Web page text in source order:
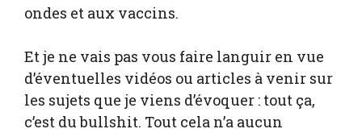
ondes et aux vaccins.
Et je ne vais pas vous faire languir en vue
d’éventuelles vidéos ou articles à venir sur
les sujets que je viens d’évoquer : tout ça,
c’est du bullshit. Tout cela n’a aucun